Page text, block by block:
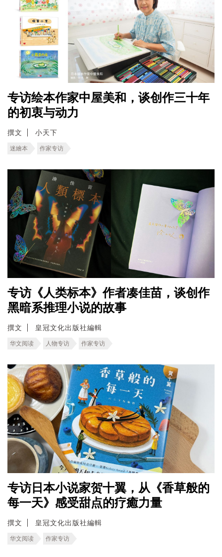
专访绘本作家中屋美和，谈创作三十年
的初衷与动力
撰文 小天下
迷繪本 作家专访
专访《人类标本》作者凑佳苗，谈创作
黑暗系推理小说的故事
撰文 皇冠文化出版社編輯
华文阅读 人物专访 作家专访
专访日本小说家贺十翼，从《香草般的
每一天》感受甜点的疗癒力量
撰文 皇冠文化出版社編輯
华文阅读 作家专访